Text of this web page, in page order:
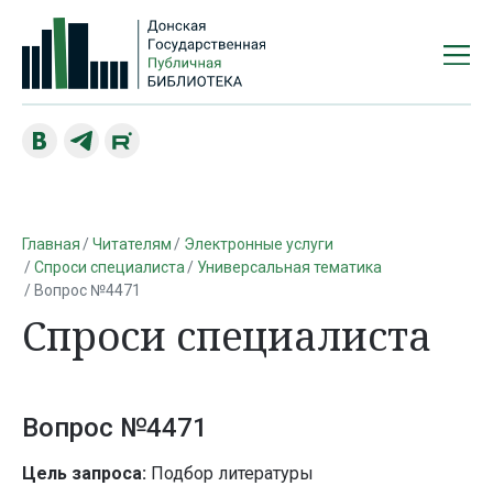
Главная Читателям
Электронные услуги
Спроси специалиста
Универсальная тематика
Вопрос №4471
Спроси специалиста
Вопрос №4471
Цель запроса: Подбор литературы